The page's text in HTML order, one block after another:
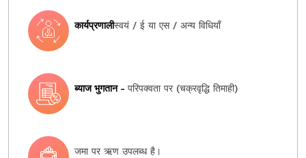
कार्यप्रणालीस्वयं / ई या एस / अन्य विधियाँ
ब्याज भुगतान - परिपक्वता पर (चक्रवृद्धि तिमाही)
जमा पर ऋण उपलब्ध है।